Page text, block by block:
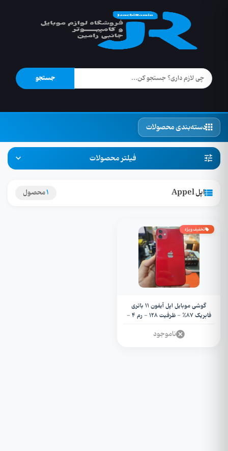
جستجو
دسته‌بندی محصولات
فیلتر محصولات
اپل Appel 1محصول
تخفیف ویژه
گوشی موبایل اپل آیفون 11 باتری
فابریک 87% - ظرفیت 128 - رم 4 -
ناموجود